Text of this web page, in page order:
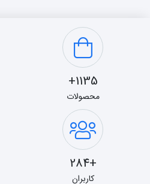
1135+
محصولات
+284
کاربران